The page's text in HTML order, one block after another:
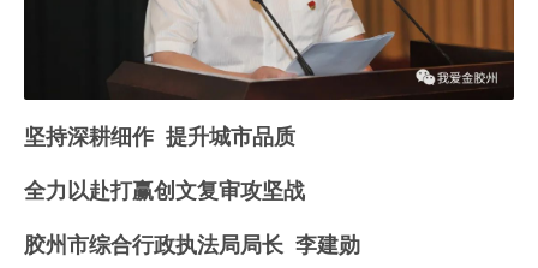
坚持深耕细作 提升城市品质
全力以赴打赢创文复审攻坚战
胶州市综合行政执法局局长 李建勋